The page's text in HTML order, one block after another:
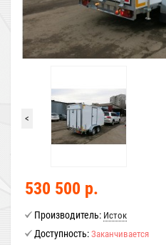
<
530 500 р.
Производитель: Исток
Доступность: Заканчивается